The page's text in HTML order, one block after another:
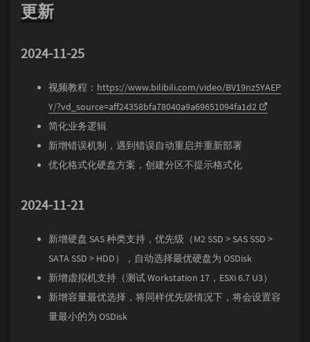
更新
2024-11-25
视频教程： https://www.bilibili.com/video/BV19nz5YAEP
Y/?vd_source=aff24358bfa78040a9a69651094fa1d2
简化业务逻辑
新增错误机制，遇到错误自动重启并重新部署
优化格式化硬盘方案，创建分区不提示格式化
2024-11-21
新增硬盘 SAS 种类支持，优先级（M2 SSD > SAS SSD >
SATA SSD > HDD），自动选择最优硬盘为 OSDisk
新增虚拟机支持（测试 Workstation 17，ESXi 6.7 U3）
新增容量最优选择，将同样优先级情况下，将会设置容
量最小的为 OSDisk